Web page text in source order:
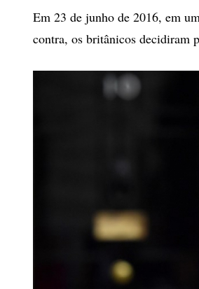
Em 23 de junho de 2016, em
contra, os britânicos decidiram